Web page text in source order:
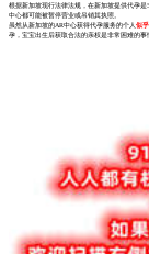
根据新加坡现行法律法规，在新加坡提供代孕
中心都可能被暂停营业或吊销其执照。
虽然从新加坡的AR中心获得代孕服务的个人 似
孕，宝宝出生后获取合法的亲权是非常困难的事